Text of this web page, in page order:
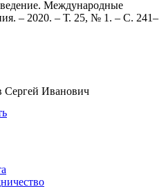
Международные
– 2020. – Т. 25, № 1. – С. 241–
Сергей Иванович